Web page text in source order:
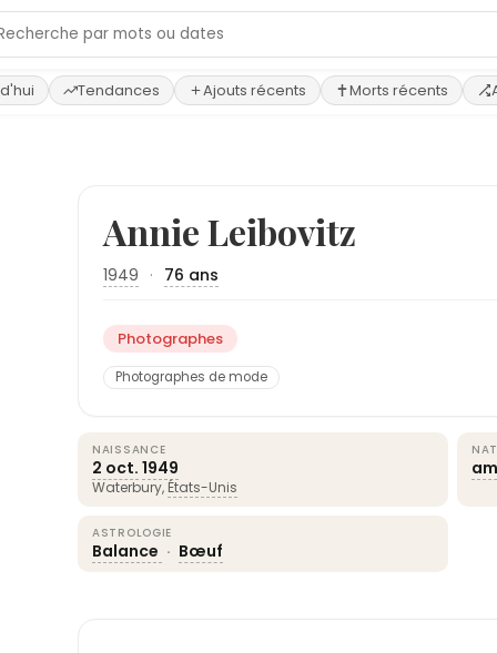
Tendances Ajouts récents Morts récents
Annie Leibovitz
1949 · 76 ans
Photographes
Photographes de mode
NAISSANCE
2 oct. 1949
Waterbury, États-Unis
ASTROLOGIE
Balance · Bœuf